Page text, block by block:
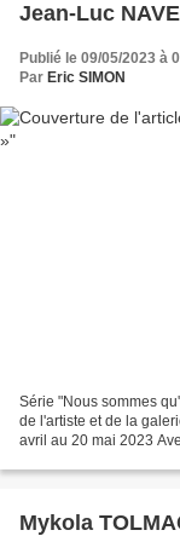
Jean-Luc
Publié le 09/05/2023 à
Par Eric SIMON
Série "Nous sommes
de l'artiste et de la
avril au 20 mai 2023
Mykola